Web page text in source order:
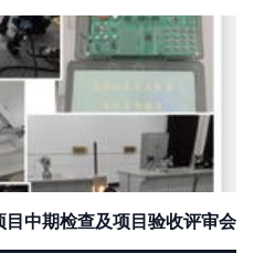
中期检查及项目验收评审会